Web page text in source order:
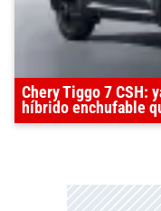
Chery Tiggo 7 CSH:
híbrido enchufable